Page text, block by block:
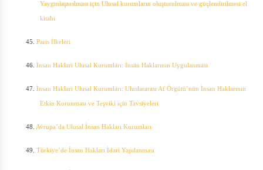
Yaygınlaştırılması için Ulusal kurumların oluşturulması ve güçlendirilmesi el
kitabı
45. Paris İlkeleri
46. İnsan Hakları Ulusal Kurumları: İnsan Haklarının Uygulanması
47. İnsan Hakları Ulusal Kurumları: Uluslararası Af Örgütü’nün İnsan Haklarının
Etkin Korunması ve Teşviki için Tavsiyeleri
48. Avrupa’da Ulusal İnsan Hakları Kurumları
49. Türkiye’de İnsan Hakları İdari Yapılanması